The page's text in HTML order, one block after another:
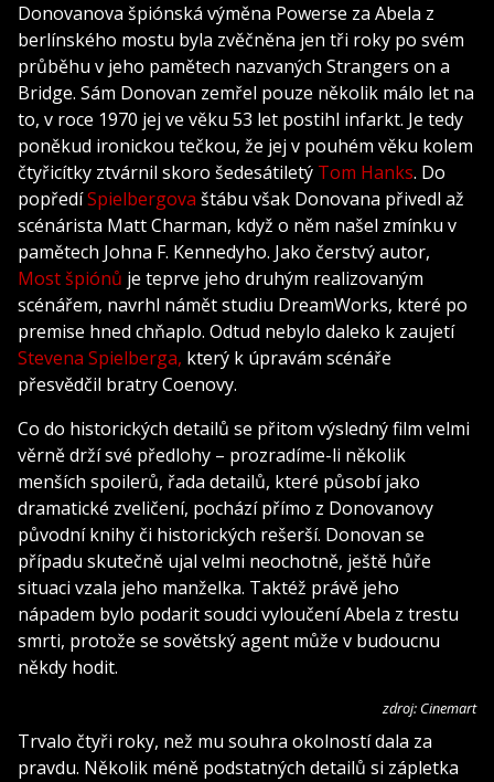
Donovanova špiónská výměna Powerse za Abela z
berlínského mostu byla zvěčněna jen tři roky po svém
průběhu v jeho pamětech nazvaných Strangers on a
Bridge. Sám Donovan zemřel pouze několik málo let na
to, v roce 1970 jej ve věku 53 let postihl infarkt. Je tedy
poněkud ironickou tečkou, že jej v pouhém věku kolem
čtyřicítky ztvárnil skoro šedesátiletý Tom Hanks. Do
popředíSpielbergova štábu však Donovana přivedl až
scénárista Matt Charman, když o něm našel zmínku v
pamětech Johna F. Kennedyho. Jako čerstvý autor,
Most špiónů je teprve jeho druhým realizovaným
scénářem, navrhl námět studiu DreamWorks, které po
premise hned chňaplo. Odtud nebylo daleko k zaujetí
Stevena Spielberga, který k úpravám scénáře
přesvědčil bratry Coenovy.
Co do historických detailů se přitom výsledný film velmi
věrně drží své předlohy – prozradíme-li několik
menších spoilerů, řada detailů, které působí jako
dramatické zveličení, pochází přímo z Donovanovy
původní knihy či historických rešerší. Donovan se
případu skutečně ujal velmi neochotně, ještě hůře
situaci vzala jeho manželka. Taktéž právě jeho
nápadem bylo podarit soudci vyloučení Abela z trestu
smrti, protože se sovětský agent může v budoucnu
někdy hodit.
zdroj: Cinemart
Trvalo čtyři roky, než mu souhra okolností dala za
pravdu. Několik méně podstatných detailů si zápletka